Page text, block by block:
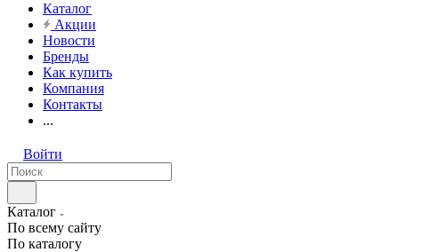
Каталог
Акции
Новости
Бренды
Как купить
Компания
Контакты
...
Войти
Каталог
По всему сайту
По каталогу